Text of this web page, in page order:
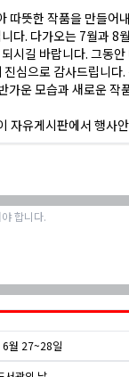
따뜻한 작품을 만들어
다. 다가오는 7월과 8
시길 바랍니다. 그동
심으로 감사드립니
가운 모습과 새로운 작
자유게시판에서 행
6월 27~28일